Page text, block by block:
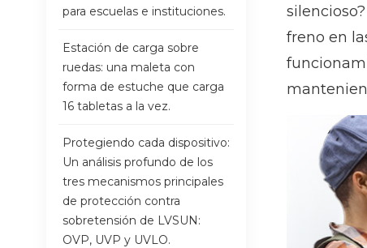
freno en
para escuelas e instituciones.
Estación de carga sobre
ruedas: una maleta con
forma de estuche que carga
16 tabletas a la vez.
Protegiendo cada dispositivo:
Un análisis profundo de los
tres mecanismos principales
de protección contra
sobretensión de LVSUN:
OVP, UVP y UVLO.